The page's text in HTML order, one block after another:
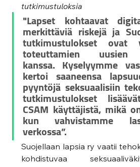
tutkimustuloksia
"Lapset kohtaavat
merkittäviä riskejä ja
tutkimustulokset ovat
toteuttamien uusien
kanssa. Kyselyymme
kertoi saaneensa
pyyntöjä seksuaalisiin
tutkimustulokset
CSAM käyttäjistä, mikä
kun vahvistamme
verkossa”.
Suojellaan lapsia ry vaatii
kohdistuvaa